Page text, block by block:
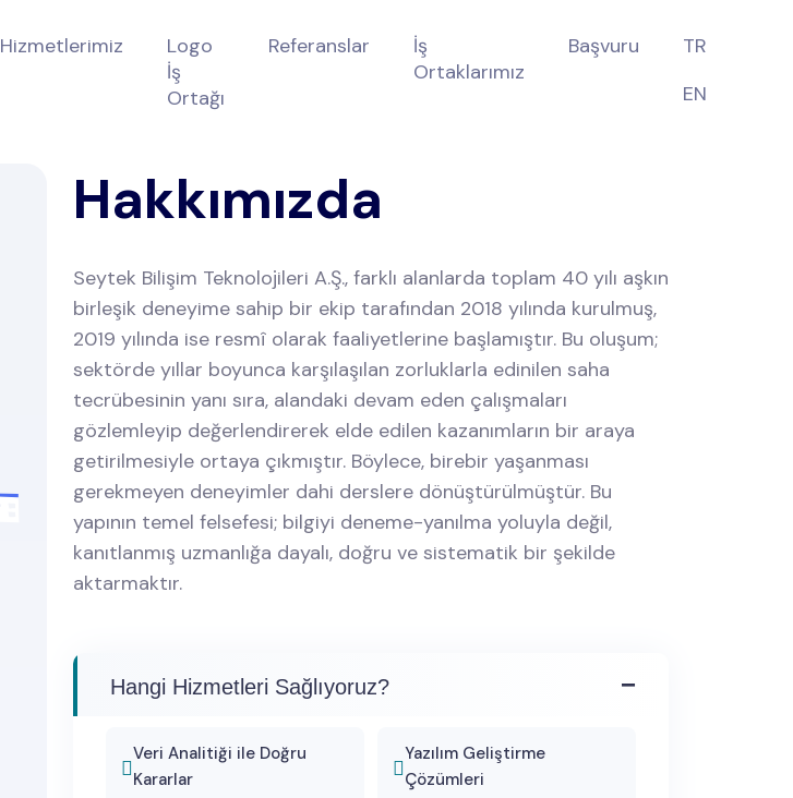
Hizmetlerimiz
Logo
İş
Ortağı
Referanslar
İş
Ortaklarımız
Başvuru
TR
EN
Hakkımızda
Seytek Bilişim Teknolojileri A.Ş., farklı alanlarda toplam 40 yılı aşkın
birleşik deneyime sahip bir ekip tarafından 2018 yılında kurulmuş,
2019 yılında ise resmî olarak faaliyetlerine başlamıştır. Bu oluşum;
sektörde yıllar boyunca karşılaşılan zorluklarla edinilen saha
tecrübesinin yanı sıra, alandaki devam eden çalışmaları
gözlemleyip değerlendirerek elde edilen kazanımların bir araya
getirilmesiyle ortaya çıkmıştır. Böylece, birebir yaşanması
gerekmeyen deneyimler dahi derslere dönüştürülmüştür. Bu
yapının temel felsefesi; bilgiyi deneme-yanılma yoluyla değil,
kanıtlanmış uzmanlığa dayalı, doğru ve sistematik bir şekilde
aktarmaktır.
Hangi Hizmetleri Sağlıyoruz?
Veri Analitiği ile Doğru
Kararlar
Yazılım Geliştirme
Çözümleri